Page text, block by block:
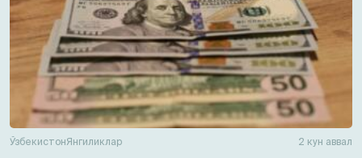
ЎзбекистонЯнгиликлар 2 кун аввал